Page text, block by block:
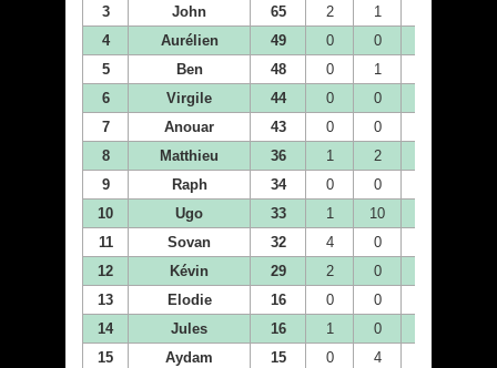
3
John 65 2 1
4
Aurélien 49 0 0
5
Ben 48 0 1
6
Virgile 44 0 0
7
Anouar 43 0 0
8
Matthieu 36 1 2
9
Raph 34 0 0
10
Ugo 33 1 10
11
Sovan 32 4 0
12
Kévin 29 2 0
13
Elodie 16 0 0
14
Jules 16 1 0
15
Aydam 15 0 4